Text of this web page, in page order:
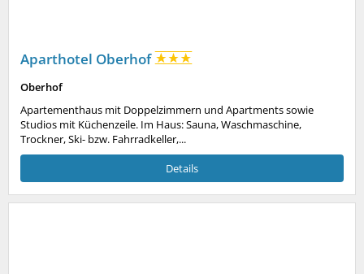
Aparthotel Oberhof
Oberhof
Apartementhaus mit Doppelzimmern und Apartments sowie
Studios mit Küchenzeile. Im Haus: Sauna, Waschmaschine,
Trockner, Ski- bzw. Fahrradkeller,...
Details